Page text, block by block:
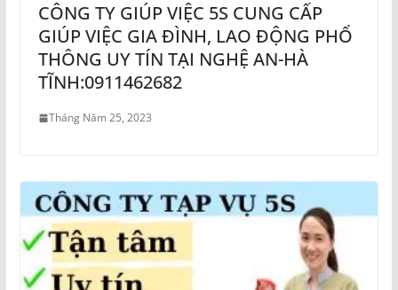
CÔNG TY GIÚP VIỆC 5S CUNG CẤP
GIÚP VIỆC GIA ĐÌNH, LAO ĐỘNG PHỔ
THÔNG UY TÍN TẠI NGHỆ AN-HÀ
TĨNH:0911462682
Tháng Năm 25, 2023